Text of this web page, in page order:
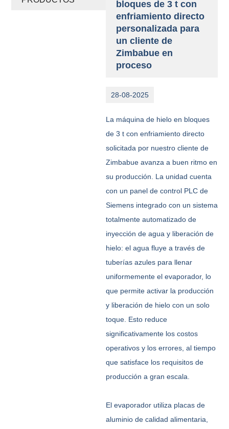
bloques de 3 t con
enfriamiento directo
personalizada para
un cliente de
Zimbabue en
proceso
28-08-2025
La máquina de hielo en bloques
de 3 t con enfriamiento directo
solicitada por nuestro cliente de
Zimbabue avanza a buen ritmo en
su producción. La unidad cuenta
con un panel de control PLC de
Siemens integrado con un sistema
totalmente automatizado de
inyección de agua y liberación de
hielo: el agua fluye a través de
tuberías azules para llenar
uniformemente el evaporador, lo
que permite activar la producción
y liberación de hielo con un solo
toque. Esto reduce
significativamente los costos
operativos y los errores, al tiempo
que satisface los requisitos de
producción a gran escala.
El evaporador utiliza placas de
aluminio de calidad alimentaria,